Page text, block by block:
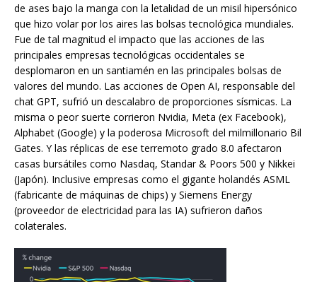
de ases bajo la manga con la letalidad de un misil hipersónico
que hizo volar por los aires las bolsas tecnológica mundiales.
Fue de tal magnitud el impacto que las acciones de las
principales empresas tecnológicas occidentales se
desplomaron en un santiamén en las principales bolsas de
valores del mundo. Las acciones de Open AI, responsable del
chat GPT, sufrió un descalabro de proporciones sísmicas. La
misma o peor suerte corrieron Nvidia, Meta (ex Facebook),
Alphabet (Google) y la poderosa Microsoft del milmillonario Bil
Gates. Y las réplicas de ese terremoto grado 8.0 afectaron
casas bursátiles como Nasdaq, Standar & Poors 500 y Nikkei
(Japón). Inclusive empresas como el gigante holandés ASML
(fabricante de máquinas de chips) y Siemens Energy
(proveedor de electricidad para las IA) sufrieron daños
colaterales.